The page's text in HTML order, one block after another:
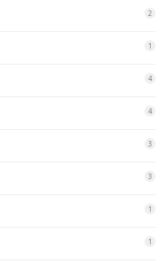
2
1
4
4
3
3
1
1